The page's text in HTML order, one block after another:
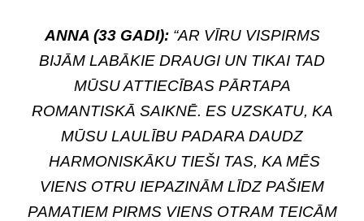
ANNA (33 GADI):“AR VĪRU VISPIRMS
BIJĀM LABĀKIE DRAUGI UN TIKAI TAD
MŪSU ATTIECĪBAS PĀRTAPA
ROMANTISKĀ SAIKNĒ. ES UZSKATU, KA
MŪSU LAULĪBU PADARA DAUDZ
HARMONISKĀKU TIEŠI TAS, KA MĒS
VIENS OTRU IEPAZINĀM LĪDZ PAŠIEM
PAMATIEM PIRMS VIENS OTRAM TEICĀM